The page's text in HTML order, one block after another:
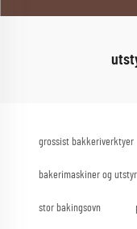
grossist bakkeriverktyer
bakerimaskiner og utstyr
stor bakingsovn